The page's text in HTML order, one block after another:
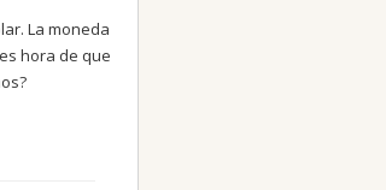
La moneda
hora de que